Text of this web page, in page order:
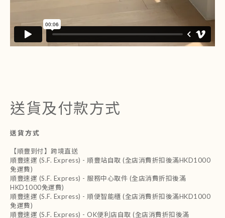
送貨及付款方式
送貨方式
【順豐到付】跨境直送
順豐速運 (S.F. Express) - 順豐站自取 (全店消費折扣後滿HKD1000
免運費)
順豐速運 (S.F. Express) - 服務中心取件 (全店消費折扣後滿
HKD1000免運費)
順豐速運 (S.F. Express) - 順便智能櫃 (全店消費折扣後滿HKD1000
免運費)
順豐速運 (S.F. Express) - OK便利店自取 (全店消費折扣後滿